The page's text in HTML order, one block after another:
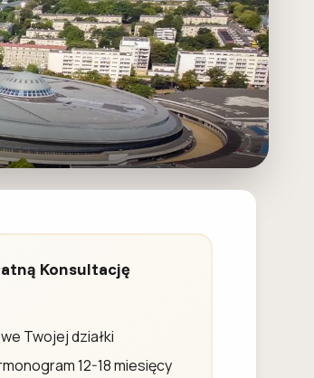
Konsultację
Twojej działki
12-18 miesięcy